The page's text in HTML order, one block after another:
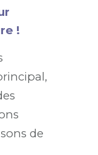
!
de